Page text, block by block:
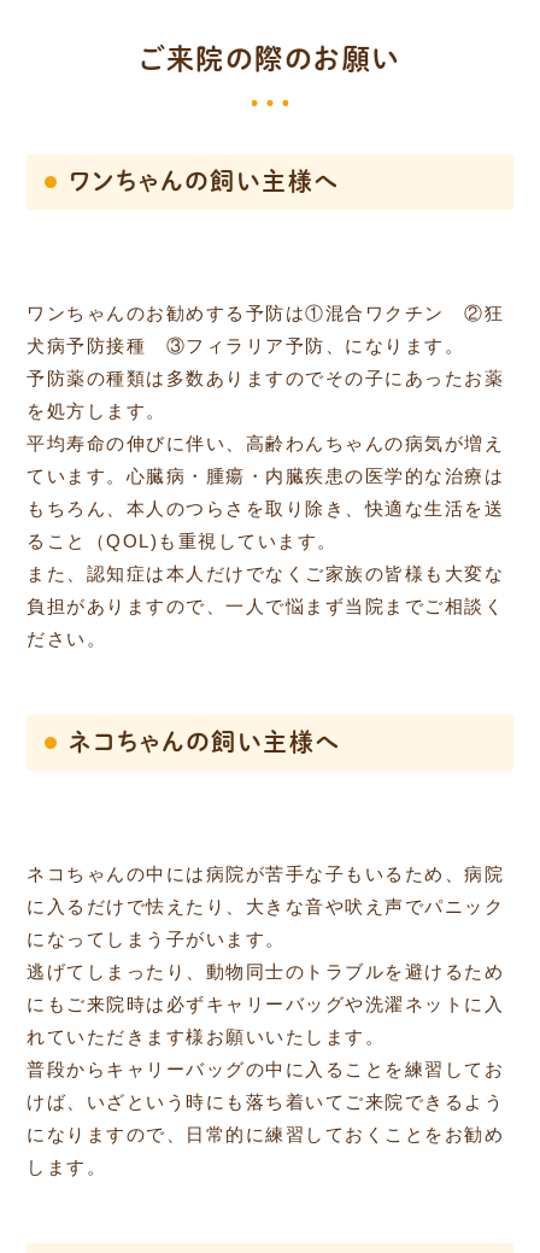
ご来院の際のお願い
ワンちゃんの飼い主様へ
ワンちゃんのお勧めする予防は①混合ワクチン ②狂
犬病予防接種 ③フィラリア予防、になります。
予防薬の種類は多数ありますのでその子にあったお薬
を処方します。
平均寿命の伸びに伴い、高齢わんちゃんの病気が増え
ています。心臓病・腫瘍・内臓疾患の医学的な治療は
もちろん、本人のつらさを取り除き、快適な生活を送
ること（QOL)も重視しています。
また、認知症は本人だけでなくご家族の皆様も大変な
負担がありますので、一人で悩まず当院までご相談く
ださい。
ネコちゃんの飼い主様へ
ネコちゃんの中には病院が苦手な子もいるため、病院
に入るだけで怯えたり、大きな音や吠え声でパニック
になってしまう子がいます。
逃げてしまったり、動物同士のトラブルを避けるため
にもご来院時は必ずキャリーバッグや洗濯ネットに入
れていただきます様お願いいたします。
普段からキャリーバッグの中に入ることを練習してお
けば、いざという時にも落ち着いてご来院できるよう
になりますので、日常的に練習しておくことをお勧め
します。